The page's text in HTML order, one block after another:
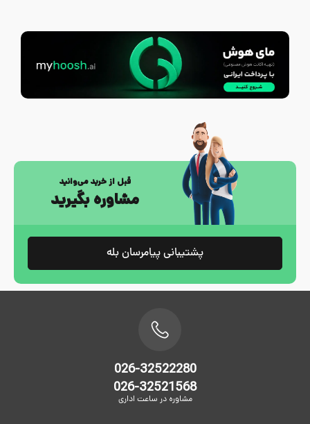
قبل از خرید می‌وانید
مشاوره بگیرید
پشتیبانی پیامرسان بله
026-32522280
026-32521568
مشاوره در ساعت اداری